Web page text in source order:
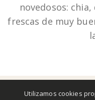
Utilizamos cookies
novedosos:
frescas de muy